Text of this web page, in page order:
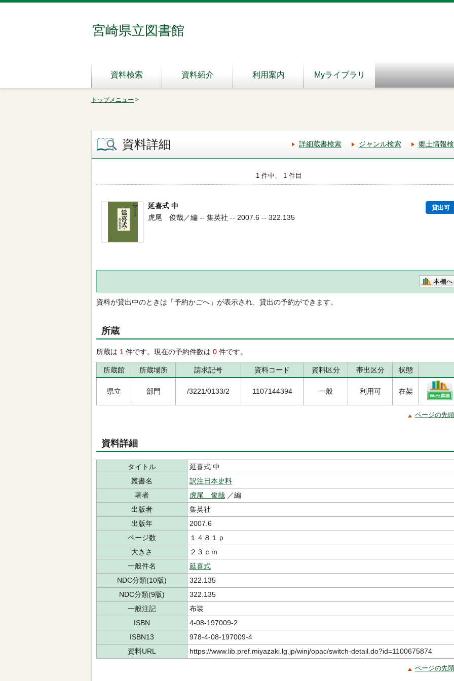
宮崎県立図書館
資料検索 資料紹介 利用案内 Myライブラリ
トップメニュー >
資料詳細 詳細蔵書検索 ジャンル検索 郷土情報
1 件中、 1 件目
延喜式 中 貸出可
虎尾 俊哉／編 -- 集英社 -- 2007.6 -- 322.135
本棚へ
資料が貸出中のときは「予約かごへ」が表示され、貸出の予約ができます。
所蔵
所蔵は 1 件です。現在の予約件数は 0 件です。
所蔵館 所蔵場所 請求記号 資料コード 資料区分 帯出区分 状態
県立 部門 /3221/0133/2 1107144394 一般 利用可 在架
ページの先
資料詳細
タイトル
延喜式 中
叢書名
訳注日本史料
著者
虎尾 俊哉 ／編
出版者
集英社
出版年
2007.6
ページ数
１４８１ｐ
大きさ
２３ｃｍ
一般件名
延喜式
NDC分類(10版)
322.135
NDC分類(9版)
322.135
一般注記
布装
ISBN
4-08-197009-2
ISBN13
978-4-08-197009-4
資料URL
https://www.lib.pref.miyazaki.lg.jp/winj/opac/switch-detail.do?id=1100675874
ページの先